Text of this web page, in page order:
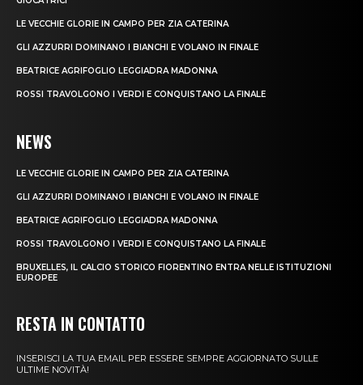
LE VECCHIE GLORIE IN CAMPO PER ZIA CATERINA
GLI AZZURRI DOMINANO I BIANCHI E VOLANO IN FINALE
BEATRICE AGRIFOGLIO LEGGIADRA MADONNA
ROSSI TRAVOLGONO I VERDI E CONQUISTANO LA FINALE
NEWS
LE VECCHIE GLORIE IN CAMPO PER ZIA CATERINA
GLI AZZURRI DOMINANO I BIANCHI E VOLANO IN FINALE
BEATRICE AGRIFOGLIO LEGGIADRA MADONNA
ROSSI TRAVOLGONO I VERDI E CONQUISTANO LA FINALE
BRUXELLES, IL CALCIO STORICO FIORENTINO ENTRA NELLE ISTITUZIONI
EUROPEE
RESTA IN CONTATTO
INSERISCI LA TUA EMAIL PER ESSERE SEMPRE AGGIORNATO SULLE
ULTIME NOVITÀ!